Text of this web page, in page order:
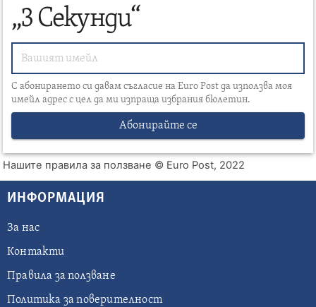
„3 Секунди“
С абонирането си давам съгласие на Euro Post да използва моя
имейл адрес с цел да ми изпраща избрания бюлетин.
Абонирайте се
Нашите правила за ползване © Euro Post, 2022
ИНФОРМАЦИЯ
За нас
Контакти
Правила за ползване
Политика за поверителност